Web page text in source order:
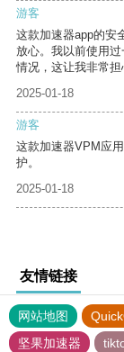
游客
这款加速器app的安
放心。我以前使用
情况，这让我非常担
2025-01-18
游客
这款加速器VPM应
护。
2025-01-18
友情链接
网站地图
坚果加速器